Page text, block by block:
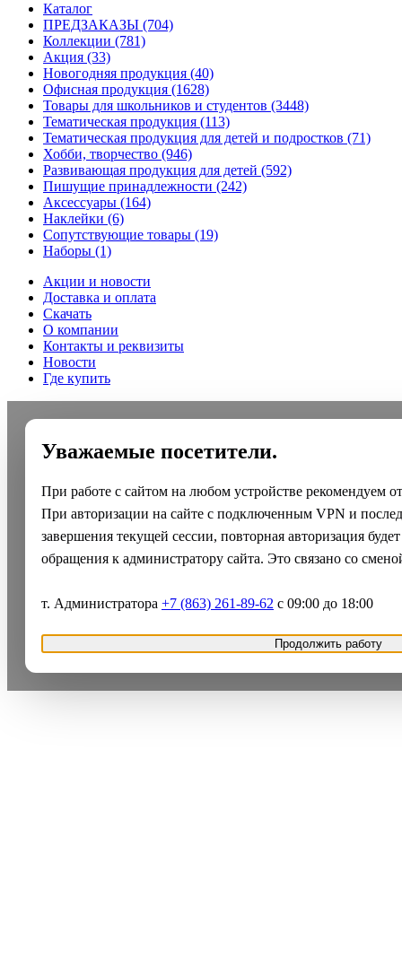
Каталог
ПРЕДЗАКАЗЫ (704)
Коллекции (781)
Акция (33)
Новогодняя продукция (40)
Офисная продукция (1628)
Товары для школьников и студентов (3448)
Тематическая продукция (113)
Тематическая продукция для детей и подростков (71)
Хобби, творчество (946)
Развивающая продукция для детей (592)
Пишущие принадлежности (242)
Аксессуары (164)
Наклейки (6)
Сопутствующие товары (19)
Наборы (1)
Акции и новости
Доставка и оплата
Скачать
О компании
Контакты и реквизиты
Новости
Где купить
Уважаемые посетители.
При работе с сайтом на любом устройстве рекомендуем
При авторизации на сайте с подключенным VPN и
завершения текущей сессии, повторная авторизация
обращения к администратору сайта. Это связано со
т. Администратора +7 (863) 261-89-62 с 09:00 до 18:00
Продолжить работу